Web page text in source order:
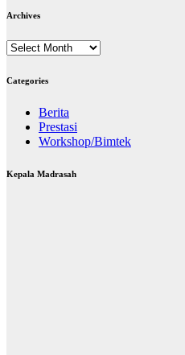
Archives
Archives
Categories
Berita
Prestasi
Workshop/Bimtek
Kepala Madrasah